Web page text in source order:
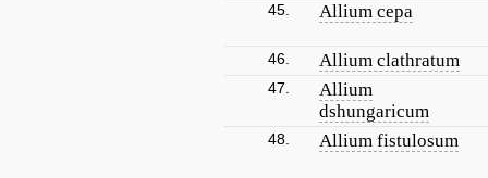
45. Allium cepa
46. Allium clathratum
47.
Allium
dshungaricum
48. Allium fistulosum